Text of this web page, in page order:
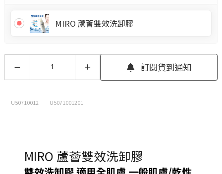
MIRO 蘆薈雙效洗卸膠
訂閱貨到通知
U50710012 U5071001201
MIRO 蘆薈雙效洗卸膠